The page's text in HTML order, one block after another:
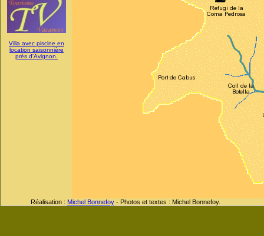
Villa avec piscine en
location saisonnière
près d'Avignon.
Réalisation : Michel Bonnefoy - Photos et textes : Michel Bonnefoy.